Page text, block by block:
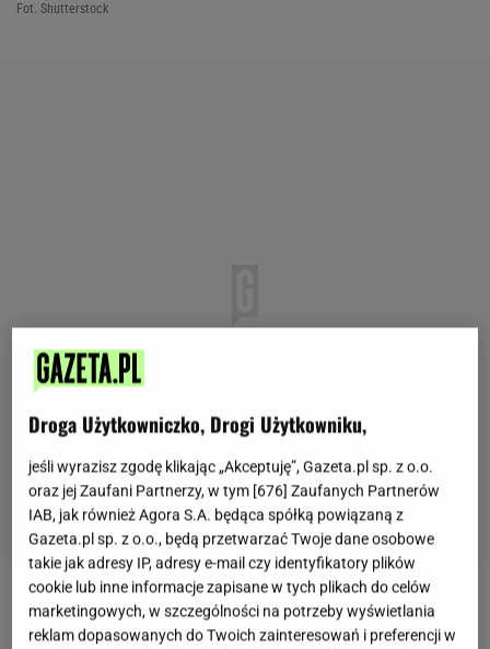
Fot. Shutterstock
Wekowanie - co to jest?
Droga Użytkowniczko, Drogi Użytkowniku,
jeśli wyrazisz zgodę klikając „Akceptuję”, Gazeta.pl sp. z o.o.
oraz jej Zaufani Partnerzy, w tym [676] Zaufanych Partnerów
IAB, jak również Agora S.A. będąca spółką powiązaną z
Gazeta.pl sp. z o.o., będą przetwarzać Twoje dane osobowe
takie jak adresy IP, adresy e-mail czy identyfikatory plików
cookie lub inne informacje zapisane w tych plikach do celów
marketingowych, w szczególności na potrzeby wyświetlania
reklam dopasowanych do Twoich zainteresowań i preferencji w